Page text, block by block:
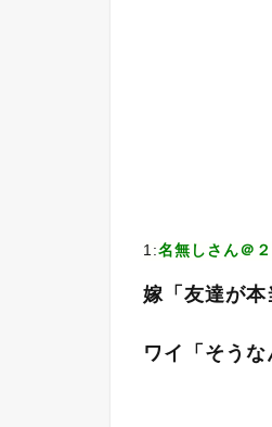
1:名無しさん＠
嫁「友達が本
ワイ「そう